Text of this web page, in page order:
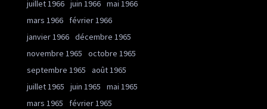
juillet 1966 juin 1966 mai 1966
mars 1966
février 1966
janvier 1966 décembre 1965
novembre 1965
octobre 1965
septembre 1965
août 1965
juillet 1965
juin 1965
mai 1965
mars 1965
février 1965